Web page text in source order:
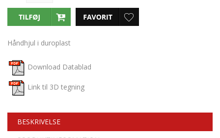
Håndhjul i duroplast
Download Datablad
Link til 3D tegning
BESKRIVELSE